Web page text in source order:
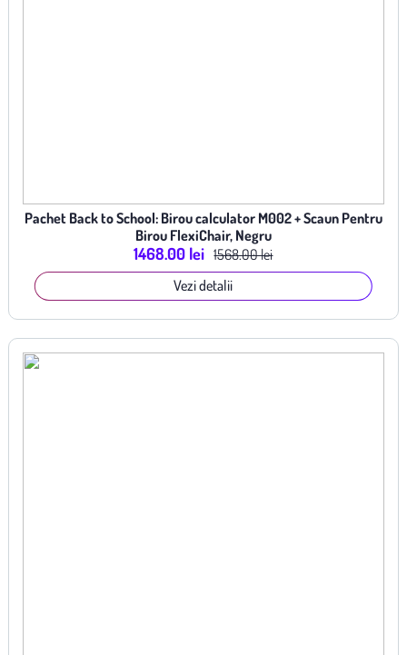
Pachet Back to School: Birou calculator M002 + Scaun Pentru
Birou FlexiChair, Negru
1568.00 lei
1468.00 lei
Vezi detalii